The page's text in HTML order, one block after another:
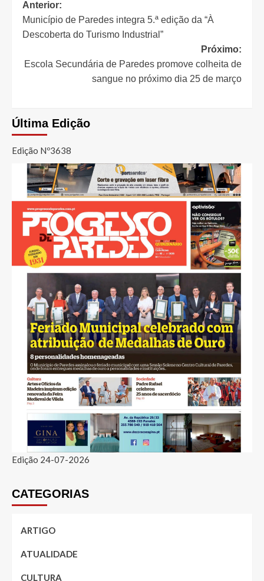
Navegação
de
Anterior:
Município de Paredes integra 5.ª edição da “À
Descoberta do Turismo Industrial”
Próximo:
Escola Secundária de Paredes promove colheita de
sangue no próximo dia 25 de março
Última Edição
Edição Nº3638
Edição 24-07-2026
CATEGORIAS
ARTIGO
ATUALIDADE
CULTURA